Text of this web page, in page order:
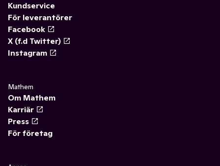
Kundservice
För leverantörer
Facebook
X (f.d Twitter)
Instagram
Mathem
Om Mathem
Karriär
Press
För företag